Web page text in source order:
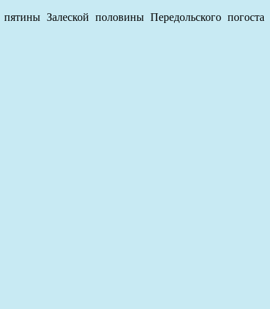
Залеской половины Передольского погоста